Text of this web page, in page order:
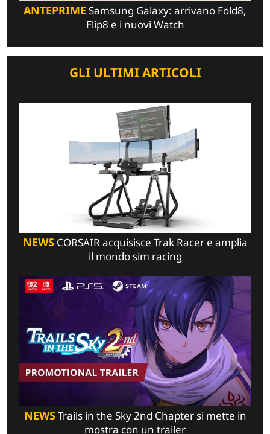
ANTEPRIME Samsung Galaxy: arrivano Fold8,
Flip8 e i nuovi Watch
GLI ULTIMI ARTICOLI
NEWSCORSAIR acquisisce Trak Racer e amplia
il mondo sim racing
NEWSTrails in the Sky 2nd Chapter si mette in
mostra con un trailer